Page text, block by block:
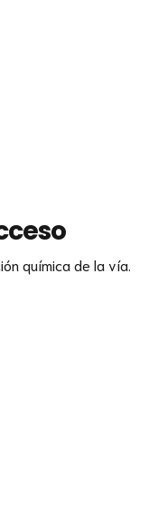
química de la vía.